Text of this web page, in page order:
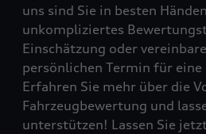
uns sind Sie in besten
unkompliziertes
Einschätzung oder
persönlichen Termin für
Erfahren Sie mehr über die
Fahrzeugbewertung und
unterstützen! Lassen Sie